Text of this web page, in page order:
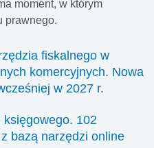
moment, w którym
prawnego.
fiskalnego w
komercyjnych. Nowa
w 2027 r.
pierwsze miesiące
w Krajowym
2 miliony podatników
księgowego. 102
bazą narzędzi online